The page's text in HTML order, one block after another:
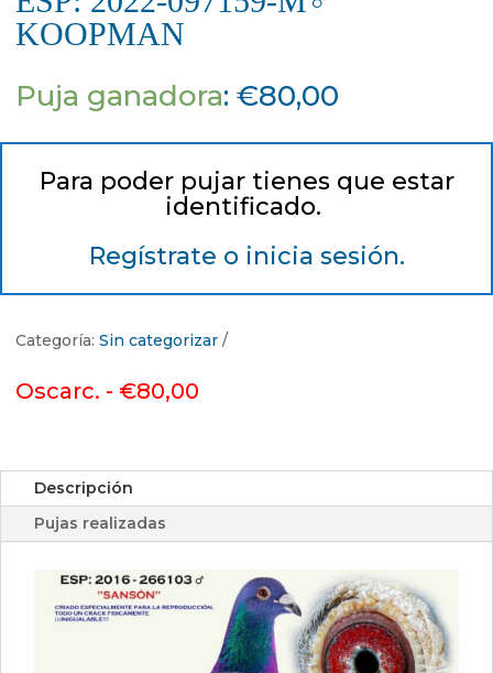
KOOPMAN
Puja ganadora: €80,00
Para poder pujar tienes que estar
identificado.
Regístrate o inicia sesión.
Categoría: Sin categorizar
Oscarc. - €80,00
Descripción
Pujas realizadas